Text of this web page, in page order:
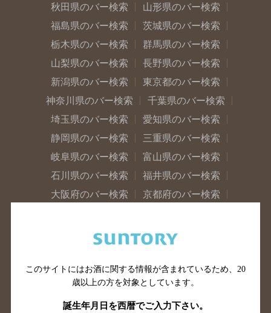
秋田県のバー検索
山形県のバー検索
福島県のバー検索
茨城県のバー検索
栃木県のバー検索
群馬県のバー検索
山梨県のバー検索
長野県のバー検索
新潟県のバー検索
東京都のバー検索
神奈川県のバー検索
千葉県のバー検索
埼玉県のバー検索
愛知県のバー検索
静岡県のバー検索
三重県のバー検索
岐阜県のバー検索
富山県のバー検索
石川県のバー検索
福井県のバー検索
大阪府のバー検索
京都府のバー検索
滋賀県のバー検索
和歌山県のバー検索
山口県のバー検索
鳥取県のバー検索
島根県のバー検索
徳島県のバー検索
香川県のバー検索
愛媛県のバー検索
このサイトにはお酒に関する情報が含まれているため、 20
歳以上の方を対象としています。
誕生年月日を西暦でご入力下さい。